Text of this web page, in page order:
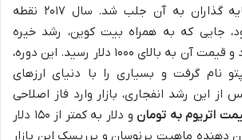
DAppها، توجه سرمایه گذاران به آن جلب شد. سال ۲۰۱۷ نقطه
جایی که به همراه بیت کوین، رشد خیره
کننده ای را تجربه کرد و قیمت آن به بالای ۱۰۰۰ دلار رسید. این دوره،
نام گرفت و بسیاری را با دنیای ارزهای
از این رشد انفجاری، بازار وارد فاز اصلاحی
اتریوم به تومان
و دلار به کمتر از ۱۵۰ دلار
ماهیت پرنوسان و پرریسک این بازار